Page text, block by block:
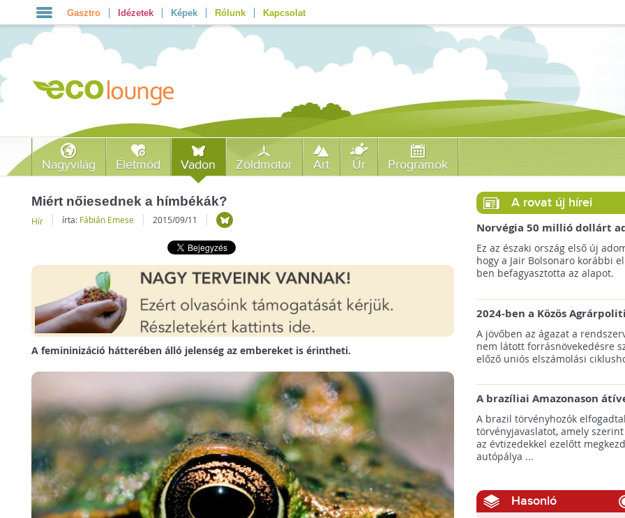
Gasztro Idézetek Képek Rólunk Kapcsolat
Nagyvilág Életmód Vadon Zöldmotor Art Űr Programok
Miért nőiesednek a hímbékák?
Hír írta: Fábián Emese 2015/09/11
A femininizáció hátterében álló jelenség az embereket is érintheti.
A rovat új hírei
Norvégia 50 millió dollárt
a brazil Amazonas-alapnak a
erdőirtás miatt
Ez az északi ország első új
hogy a Jair Bolsonaro korábbi
ben befagyasztotta az alapot.
2024-ben a Közös
keretein belül az
pályázatok az elsők között
majd meg
A jövőben az ágazat a
nem látott forrásnövekedésre
előző uniós elszámolási
A brazíliai Amazonason
autópálya robbanásszerű
erdőirtást indíthat el
A brazil törvényhozók
törvényjavaslatot, amely
az évtizedekkel ezelőtt
autópálya ...
Hasonló